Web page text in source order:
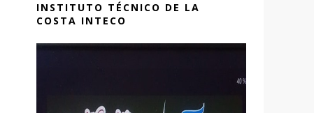
INSTITUTO TÉCNICO DE LA
COSTA INTECO